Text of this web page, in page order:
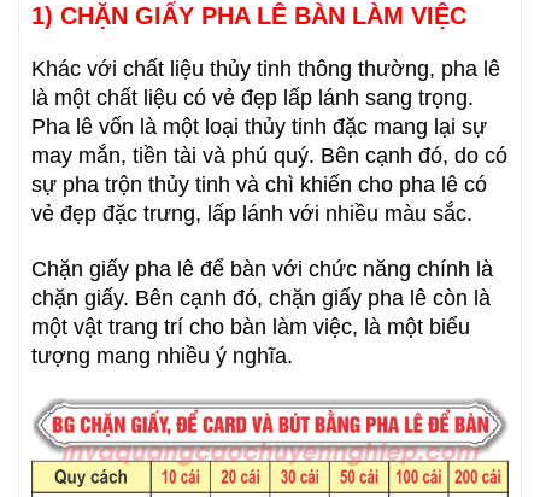
1) CHẶN GIẤY PHA LÊ BÀN LÀM VIỆC
Khác với chất liệu thủy tinh thông thường, pha lê
là một chất liệu có vẻ đẹp lấp lánh sang trọng.
Pha lê vốn là một loại thủy tinh đặc mang lại sự
may mắn, tiền tài và phú quý. Bên cạnh đó, do có
sự pha trộn thủy tinh và chì khiến cho pha lê có
vẻ đẹp đặc trưng, lấp lánh với nhiều màu sắc.
Chặn giấy pha lê để bàn với chức năng chính là
chặn giấy. Bên cạnh đó, chặn giấy pha lê còn là
một vật trang trí cho bàn làm việc, là một biểu
tượng mang nhiều ý nghĩa.